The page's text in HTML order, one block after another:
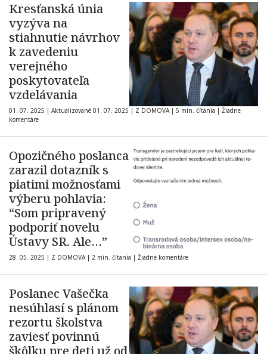
Kresťanská únia
vyzýva na
stiahnutie návrhov
k zavedeniu
verejného
poskytovateľa
vzdelávania
01. 07. 2025 | Aktualizované 01. 07. 2025 | Z DOMOVA | 5 min. čítania | Žiadne
komentáre
Opozičného poslanca
zarazil dotazník s
piatimi možnosťami
výberu pohlavia:
“Som pripravený
podporiť novelu
Ústavy SR. Ale…”
28. 05. 2025 | Z DOMOVA | 2 min. čítania | Žiadne komentáre
Poslanec Vašečka
nesúhlasí s plánom
rezortu školstva
zaviesť povinnú
škôlku pre deti už od